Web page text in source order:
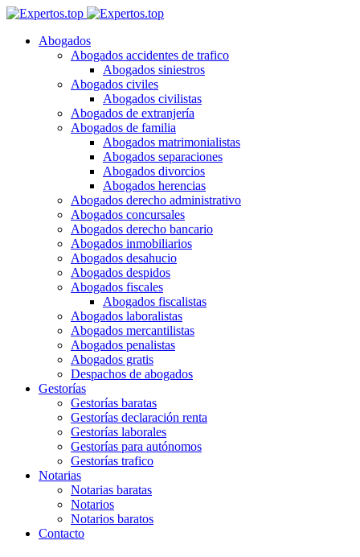
Abogados
Abogados accidentes de trafico
Abogados siniestros
Abogados civiles
Abogados civilistas
Abogados de extranjería
Abogados de familia
Abogados matrimonialistas
Abogados separaciones
Abogados divorcios
Abogados herencias
Abogados derecho administrativo
Abogados concursales
Abogados derecho bancario
Abogados inmobiliarios
Abogados desahucio
Abogados despidos
Abogados fiscales
Abogados fiscalistas
Abogados laboralistas
Abogados mercantilistas
Abogados penalistas
Abogados gratis
Despachos de abogados
Gestorías
Gestorías baratas
Gestorías declaración renta
Gestorías laborales
Gestorías para autónomos
Gestorías trafico
Notarias
Notarias baratas
Notarios
Notarios baratos
Contacto